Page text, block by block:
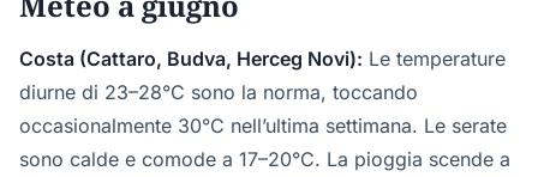
Costa (Cattaro, Budva, Herceg Novi): Le temperature
diurne di 23–28°C sono la norma, toccando
occasionalmente 30°C nell’ultima settimana. Le serate
sono calde e comode a 17–20°C. La pioggia scende a